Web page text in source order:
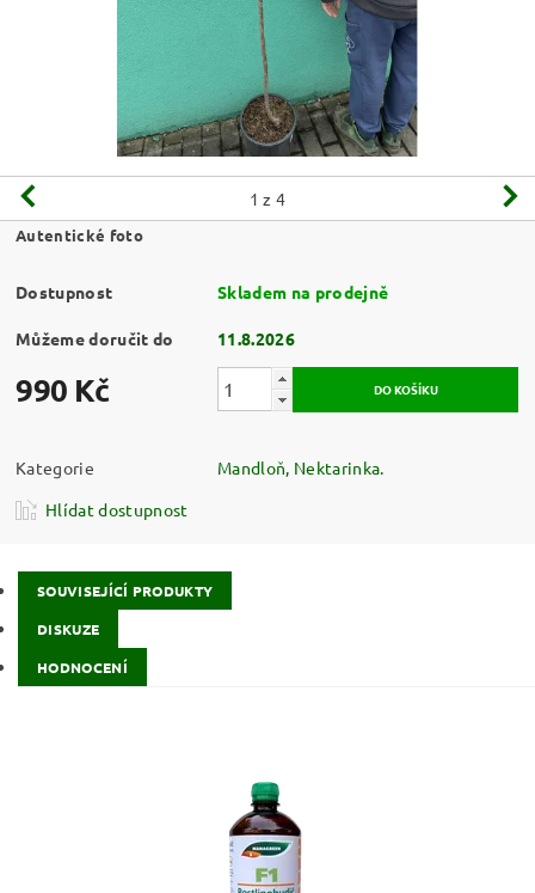
1 z 4
Autentické foto
Dostupnost Skladem na prodejně
Můžeme doručit do 11.8.2026
990 Kč
Kategorie
Mandloň, Nektarinka.
Hlídat dostupnost
SOUVISEJÍCÍ PRODUKTY
DISKUZE
HODNOCENÍ